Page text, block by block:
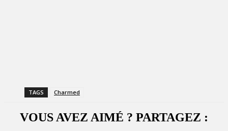
TAGS Charmed
VOUS AVEZ AIMÉ ? PARTAGEZ :